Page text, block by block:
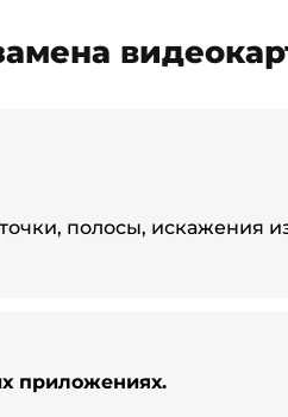
полосы, искажения
приложениях.